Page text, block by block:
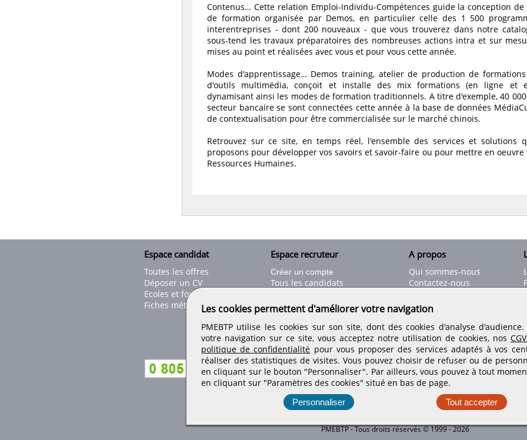
Contenus… Cette relation Emploi-Individu-Compétences guide la conception
de formation organisée par Demos, en particulier celle des 1 500
interentreprises - dont 200 nouveaux - que vous trouverez dans notre
sous-tend les travaux préparatoires des nombreuses actions intra et sur
mises au point et réalisées avec vous et pour vous cette année.
Modes d'apprentissage… Demos training, atelier de production de
d'outils multimédia, conçoit et installe des mix formations (en ligne et
dynamisant ainsi les modes de formation traditionnels. A titre d'exemple, 40
secteur bancaire se sont connectées cette année à la base de données
de contextualisation pour être commercialisée sur le marché chinois.
Retrouvez sur ce site, en temps réel, l'ensemble des services et solutions
proposons pour développer vos savoirs et savoir-faire ou pour mettre en
Ressources Humaines.
Espace candidat
Toutes les offres
Déposer un CV
Ecoles et formations
Fiches métiers
Espace recruteur
Créer un compte
Tous les candidats
Déposer une offre de stage
Nos tarifs
A propos
Qui sommes-nous
Contactez-nous
Informations légales
Conditions générales
Rejoignez nos équipes
Retrouvez-nous sur les réseaux sociaux
PMEBTP - Tous droits réservés © 1999 - 2026
Les cookies permettent d'améliorer votre navigation
PMEBTP utilise les cookies sur son site, dont des cookies d'analyse
votre navigation sur ce site, vous acceptez notre utilisation de cookies, nos
politique de confidentialité pour vous proposer des services adaptés à vos
réaliser des statistiques de visites. Vous pouvez choisir de refuser ou de
en cliquant sur le bouton "Personnaliser". Par ailleurs, vous pouvez à tout
en cliquant sur "Paramètres des cookies" situé en bas de page.
Personnaliser Tout accepter